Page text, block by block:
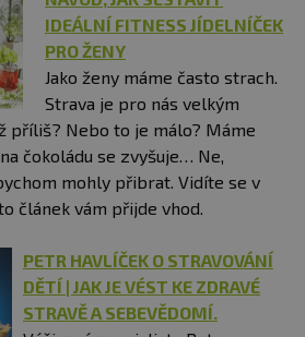
IDEÁLNÍ FITNESS JÍDELNÍČEK
PRO ŽENY
Jako ženy máme často strach.
Strava je pro nás velkým
příliš? Nebo to je málo? Máme
čokoládu se zvyšuje… Ne,
mohly přibrat. Vidíte se v
článek vám přijde vhod.
PETR HAVLÍČEK O STRAVOVÁNÍ
DĚTÍ | JAK JE VÉST KE ZDRAVÉ
STRAVĚ A SEBEVĚDOMÍ.